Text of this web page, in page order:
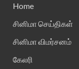
Home
சினிமா செய்திகள்
சினிமா விமர்சனம்
கேலரி